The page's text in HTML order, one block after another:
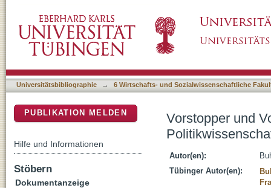
Universitätsbibliographie → 6 Wirtschafts- und Sozialwissenschaftliche
Vorstopper und
Autor(en):
Tübinger Autor(en):
PUBLIKATION MELDEN
Hilfe und Informationen
Stöbern
Dokumentanzeige